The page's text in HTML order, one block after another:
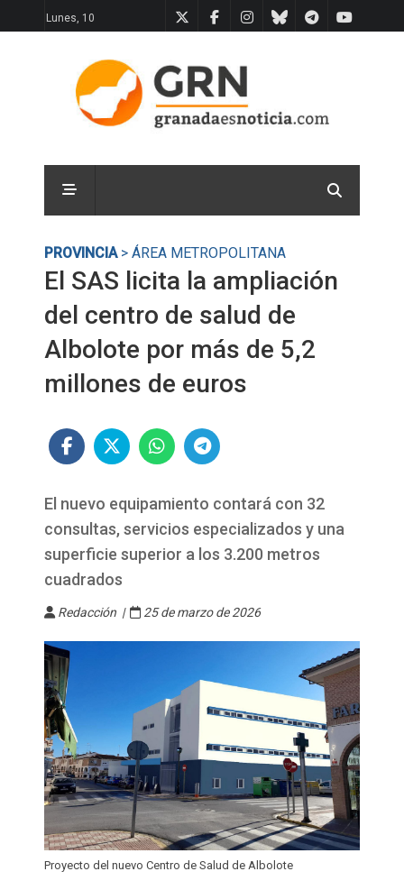
Lunes, 10
PROVINCIA> ÁREA METROPOLITANA
El SAS licita la ampliación
del centro de salud de
Albolote por más de 5,2
millones de euros
El nuevo equipamiento contará con 32
consultas, servicios especializados y una
superficie superior a los 3.200 metros
cuadrados
Redacción | 25 de marzo de 2026
Proyecto del nuevo Centro de Salud de Albolote